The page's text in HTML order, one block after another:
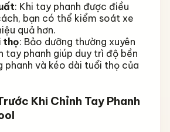
: Khi tay phanh được điều
bạn có thể kiểm soát xe
quả hơn.
thọ: Bảo dưỡng thường xuyên
tay phanh giúp duy trì độ bền
phanh và kéo dài tuổi thọ của
Khi Chỉnh Tay Phanh